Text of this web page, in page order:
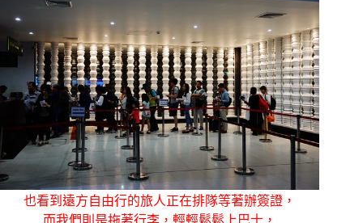
也看到遠方自由行的旅人正在排隊等著辦簽證，
而我們則是拖著行李，輕輕鬆鬆上巴士，